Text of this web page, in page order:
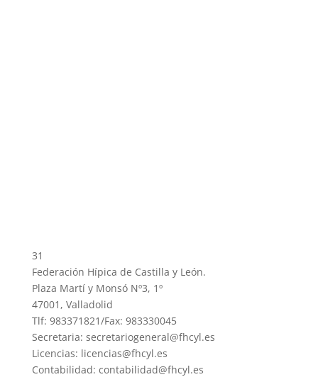
31
Federación Hípica de Castilla y León.
Plaza Martí y Monsó Nº3, 1º
47001, Valladolid
Tlf: 983371821/Fax: 983330045
Secretaria: secretariogeneral@fhcyl.es
Licencias: licencias@fhcyl.es
Contabilidad: contabilidad@fhcyl.es